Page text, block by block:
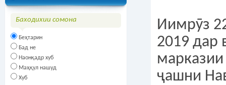
Баходихии сомона
Беҳтарин
Бад не
Наонқадр хуб
Маҳқул нашуд
Хуб
Иимрӯз
2019 дар
ҷашни